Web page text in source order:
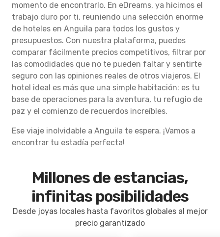
momento de encontrarlo. En eDreams, ya hicimos el
trabajo duro por ti, reuniendo una selección enorme
de hoteles en Anguila para todos los gustos y
presupuestos. Con nuestra plataforma, puedes
comparar fácilmente precios competitivos, filtrar por
las comodidades que no te pueden faltar y sentirte
seguro con las opiniones reales de otros viajeros. El
hotel ideal es más que una simple habitación: es tu
base de operaciones para la aventura, tu refugio de
paz y el comienzo de recuerdos increíbles.
Ese viaje inolvidable a Anguila te espera. ¡Vamos a
encontrar tu estadía perfecta!
Millones de estancias,
infinitas posibilidades
Desde joyas locales hasta favoritos globales al mejor
precio garantizado